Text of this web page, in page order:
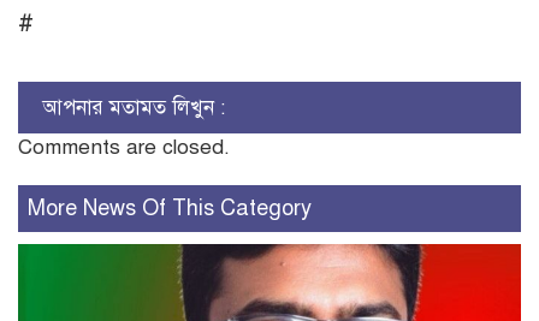
#
আপনার মতামত লিখুন :
Comments are closed.
More News Of This Category